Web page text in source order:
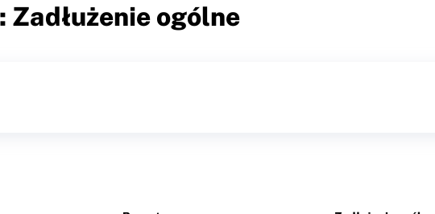
Zadłużenie ogólne